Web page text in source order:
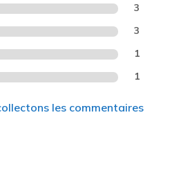
3
3
1
1
les commentaires